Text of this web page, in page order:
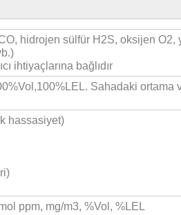
hidrojen sülfür H2S, oksijen O2,
ihtiyaçlarına bağlıdır
Sahadaki ortama
hassasiyet)
ppm, mg/m3, %Vol, %LEL